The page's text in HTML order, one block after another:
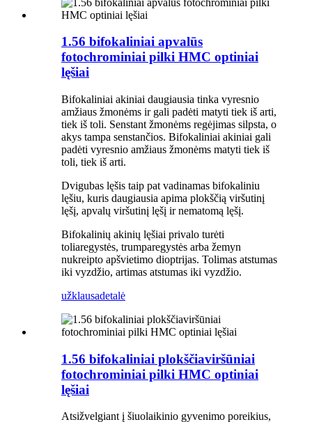
1.56 bifokaliniai apvalūs
fotochrominiai pilki HMC optiniai
lęšiai
Bifokaliniai akiniai daugiausia tinka vyresnio
amžiaus žmonėms ir gali padėti matyti tiek iš arti,
tiek iš toli. Senstant žmonėms regėjimas silpsta, o
akys tampa senstančios. Bifokaliniai akiniai gali
padėti vyresnio amžiaus žmonėms matyti tiek iš
toli, tiek iš arti.
Dvigubas lęšis taip pat vadinamas bifokaliniu
lęšiu, kuris daugiausia apima plokščią viršutinį
lęšį, apvalų viršutinį lęšį ir nematomą lęšį.
Bifokalinių akinių lęšiai privalo turėti
toliaregystės, trumparegystės arba žemyn
nukreipto apšvietimo dioptrijas. Tolimas atstumas
iki vyzdžio, artimas atstumas iki vyzdžio.
užklausadetalė
1.56 bifokaliniai plokščiaviršūniai
fotochrominiai pilki HMC optiniai
lęšiai
Atsižvelgiant į šiuolaikinio gyvenimo poreikius,